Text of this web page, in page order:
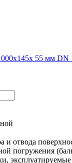
55 мм DN
и отвода
погружения